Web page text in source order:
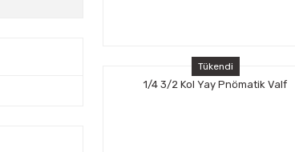
Tükendi
1/4 3/2 Kol Yay Pnömatik Valf